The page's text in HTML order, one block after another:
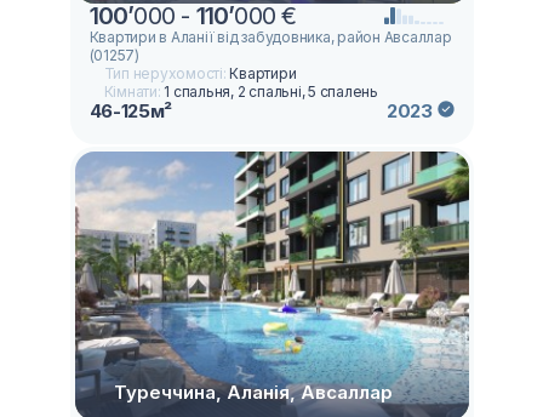
100’000 - 110’000 €
Квартири в Аланії вiд забудовника, район Авсаллар
(01257)
Тип нерухомості:Квартири
Кімнати: 1 спальня, 2 спальні, 5 спалень
46-125м² 2023
Туреччина, Аланія, Авсаллар